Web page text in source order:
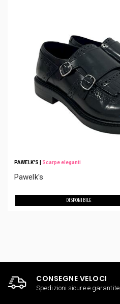
PAWELK'S Scarpe eleganti
Pawelk's
DISPONIBILE
CONSEGNE VELOCI
Spedizioni sicure e garantite